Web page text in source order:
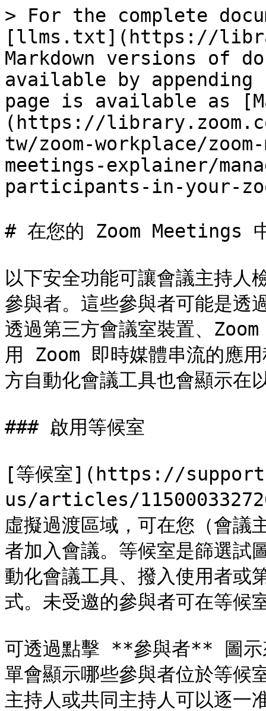
> For the complete
[llms.txt](https://
Markdown versions of
available by
page is available as
(https://
tw/zoom-workplace/
meetings-explainer/
participants-in-your-
# 在您的 Zoom Meetings 中
以下安全功能可讓會議主持人
參與者。這些參與者可能是透
透過第三方會議室裝置、
用 Zoom 即時媒體串流的應
方自動化會議工具也會顯示在
### 啟用等候室
[等候室](https://
us/articles/
虛擬過渡區域，可在您（會議
者加入會議。等候室是篩選試
動化會議工具、撥入使用者或
式。未受邀的參與者可在等候
可透過點擊 **參與者** 圖示
單會顯示哪些參與者位於等候
主持人或共同主持人可以逐